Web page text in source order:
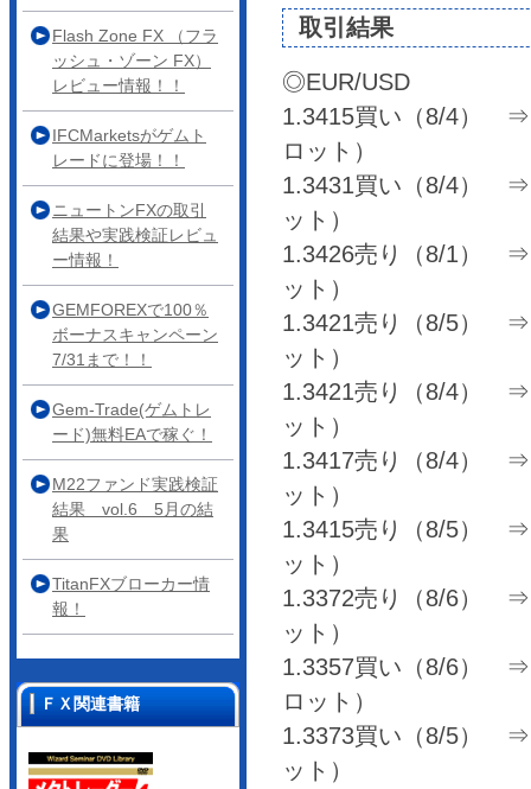
取引結果
◎EUR/USD
1.3415買い（8/4） ⇒
ロット）
1.3431買い（8/4） ⇒
ット）
1.3426売り（8/1） ⇒
ット）
1.3421売り（8/5） ⇒
ット）
1.3421売り（8/4） ⇒
ット）
1.3417売り（8/4） ⇒
ット）
1.3415売り（8/5） ⇒
ット）
1.3372売り（8/6） ⇒
ット）
1.3357買い（8/6） ⇒
ロット）
1.3373買い（8/5） ⇒
ット）
Flash Zone FX （フラ
ッシュ・ゾーン FX）
レビュー情報！！
IFCMarketsがゲムト
レードに登場！！
ニュートンFXの取引
結果や実践検証レビュ
ー情報！
GEMFOREXで100％
ボーナスキャンペーン
7/31まで！！
Gem-Trade(ゲムトレ
ード)無料EAで稼ぐ！
M22ファンド実践検証
結果 vol.6 5月の結
果
TitanFXブローカー情
報！
ＦＸ関連書籍